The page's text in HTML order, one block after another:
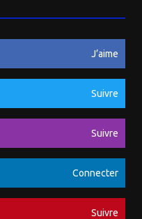
J’aime
Suivre
Suivre
Connecter
Suivre